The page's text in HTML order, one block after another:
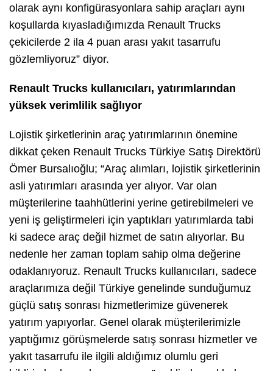
olarak aynı konfigürasyonlara sahip araçları aynı
koşullarda kıyasladığımızda Renault Trucks
çekicilerde 2 ila 4 puan arası yakıt tasarrufu
gözlemliyoruz” diyor.
Renault Trucks kullanıcıları, yatırımlarından
yüksek verimlilik sağlıyor
Lojistik şirketlerinin araç yatırımlarının önemine
dikkat çeken Renault Trucks Türkiye Satış Direktörü
Ömer Bursalıoğlu; “Araç alımları, lojistik şirketlerinin
asli yatırımları arasında yer alıyor. Var olan
müşterilerine taahhütlerini yerine getirebilmeleri ve
yeni iş geliştirmeleri için yaptıkları yatırımlarda tabi
ki sadece araç değil hizmet de satın alıyorlar. Bu
nedenle her zaman toplam sahip olma değerine
odaklanıyoruz. Renault Trucks kullanıcıları, sadece
araçlarımıza değil Türkiye genelinde sunduğumuz
güçlü satış sonrası hizmetlerimize güvenerek
yatırım yapıyorlar. Genel olarak müşterilerimizle
yaptığımız görüşmelerde satış sonrası hizmetler ve
yakıt tasarrufu ile ilgili aldığımız olumlu geri